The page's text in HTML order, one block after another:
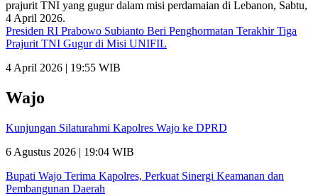
Presiden RI Prabowo Subianto Beri Penghormatan Terakhir Tiga
Prajurit TNI Gugur di Misi UNIFIL
4 April 2026 | 19:55 WIB
Wajo
Kunjungan Silaturahmi Kapolres Wajo ke DPRD
6 Agustus 2026 | 19:04 WIB
Bupati Wajo Terima Kapolres, Perkuat Sinergi Keamanan dan
Pembangunan Daerah